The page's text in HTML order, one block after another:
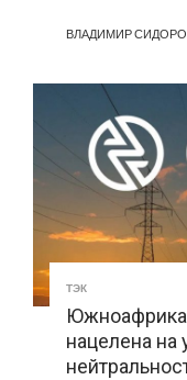
ВЛАДИМИР
ТЭК
нацелена на